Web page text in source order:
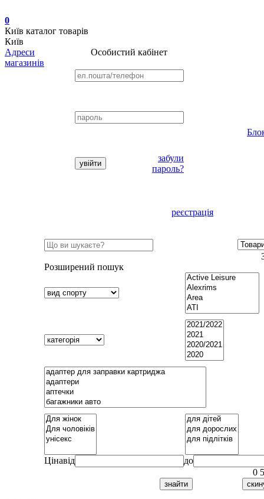
0
Київ каталог товарів
Київ
Адреси
магазинів
Особистий кабінет
забули
пароль?
реєстрація
Розширений пошук
Цінавід
до
0